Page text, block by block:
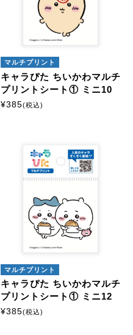
マルチプリント
キャラぴた ちいかわマルチ
プリントシート① ミニ10
¥385(税込)
マルチプリント
キャラぴた ちいかわマルチ
プリントシート① ミニ12
¥385(税込)